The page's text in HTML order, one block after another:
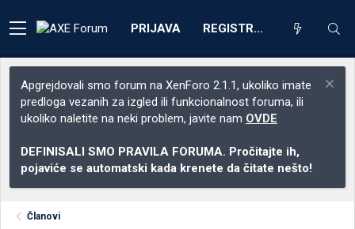
PRIJAVA REGISTRACIJA
Apgrejdovali smo forum na XenForo 2.1.1, ukoliko imate
predloga vezanih za izgled ili funkcionalnost foruma, ili
ukoliko naletite na neki problem, javite nam OVDE
DEFINISALI SMO PRAVILA FORUMA. Pročitajte ih,
pojaviće se automatski kada krenete da čitate nešto!
Članovi